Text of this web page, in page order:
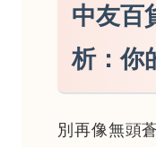
中友百
析：你
別再像無頭